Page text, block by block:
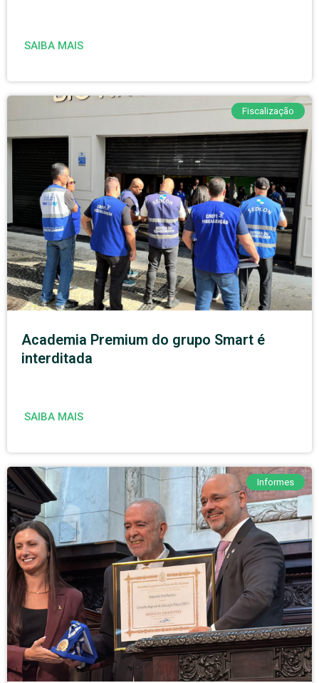
SAIBA MAIS
Fiscalização
Academia Premium do grupo Smart é
interditada
SAIBA MAIS
Informes